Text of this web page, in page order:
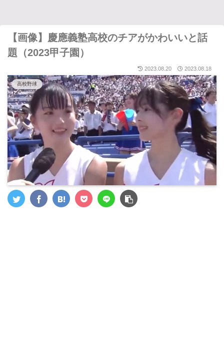
【画像】慶應義塾高校のチアがかわいいと話
題（2023甲子園）
2023.08.20 2023.08.18
高校野球